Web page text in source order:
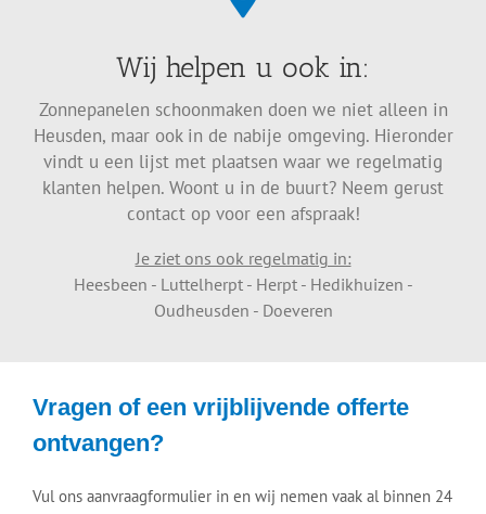
In bijna heel Nederland kunnen zowel particulieren als
reinigingsservices. Zelf uw dakgoten schoonmaken of
uw dakkapel, zonnepanelen en dakpannen reinigen is
niet alleen een tijdrovende klus, maar kan ook gevaarlijk
zijn. Laat het daarom aan ons over.
Wij beschikken over specialistisch materiaal en de juiste
kennis om uw dakgoten, dakkapel, zonnepanelen en
Neem gerust contact met ons op voor advies en een
VEELVOORKOMENDE KLUSSEN
» Dakgoot laten repareren
» Dakkapel reinigen
Wij helpen u ook in:
Zonnepanelen schoonmaken doen we niet alleen in
Heusden, maar ook in de nabije omgeving. Hieronder
vindt u een lijst met plaatsen waar we regelmatig
klanten helpen. Woont u in de buurt? Neem gerust
contact op voor een afspraak!
Je ziet ons ook regelmatig in:
Heesbeen - Luttelherpt - Herpt - Hedikhuizen -
Oudheusden - Doeveren
Vragen of een vrijblijvende offerte
ontvangen?
Vul ons aanvraagformulier in en wij nemen vaak al binnen 24